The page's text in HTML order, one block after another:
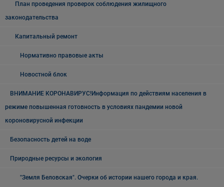
План проведения проверок соблюдения жилищного
законодательства
Капитальный ремонт
Нормативно правовые акты
Новостной блок
ВНИМАНИЕ КОРОНАВИРУС!Информация по действиям населения в
режиме повышенная готовность в условиях пандемии новой
короновирусной инфекции
Безопасность детей на воде
Природные ресурсы и экология
"Земля Беловская". Очерки об истории нашего города и края.